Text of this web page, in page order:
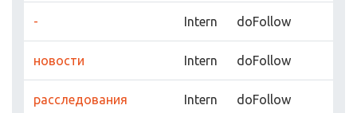
- Intern doFollow
новости Intern doFollow
расследования Intern doFollow